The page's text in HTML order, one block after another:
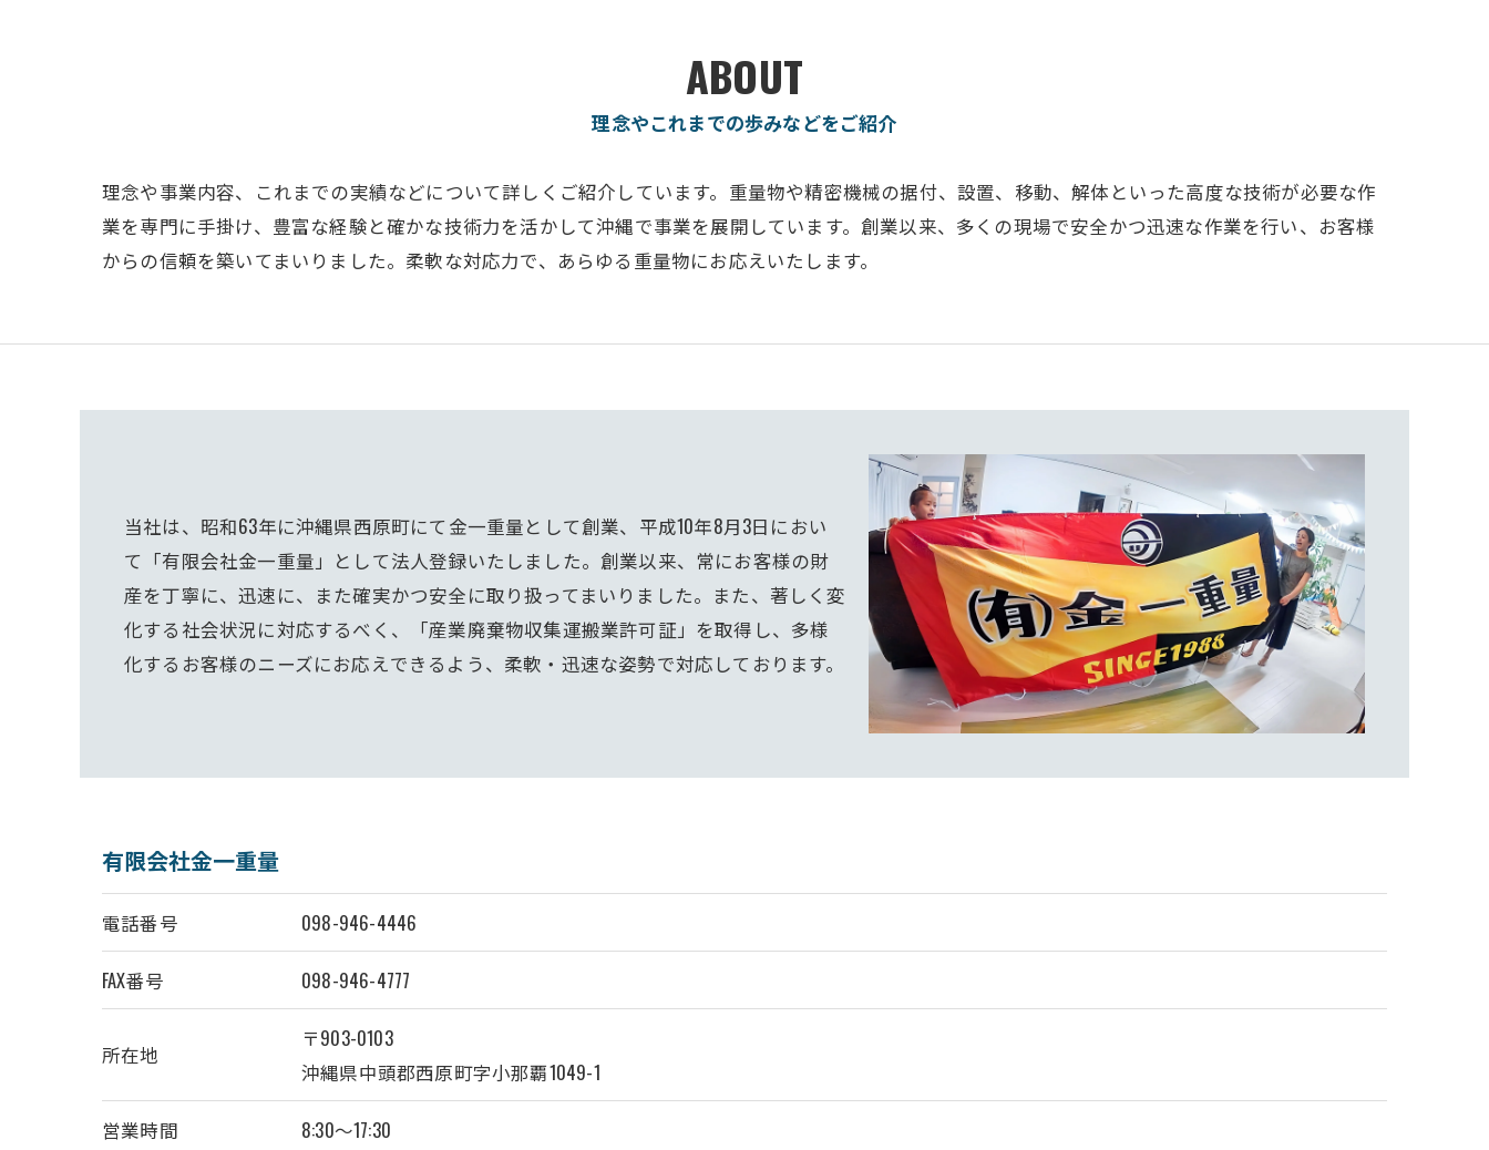
理念やこれまでの歩みなどをご紹介
ABOUT
理念や事業内容、これまでの実績などについて詳しくご紹介しています。重量物や精密機械の据付、設置、移動、解体といった高度な技術が必要な作
業を専門に手掛け、豊富な経験と確かな技術力を活かして沖縄で事業を展開しています。創業以来、多くの現場で安全かつ迅速な作業を行い、お客様
からの信頼を築いてまいりました。柔軟な対応力で、あらゆる重量物にお応えいたします。
当社は、昭和63年に沖縄県西原町にて金一重量として創業、平成10年8月3日におい
て「有限会社金一重量」として法人登録いたしました。創業以来、常にお客様の財
産を丁寧に、迅速に、また確実かつ安全に取り扱ってまいりました。また、著しく変
化する社会状況に対応するべく、「産業廃棄物収集運搬業許可証」を取得し、多様
化するお客様のニーズにお応えできるよう、柔軟・迅速な姿勢で対応しております。
有限会社金一重量
電話番号 098-946-4446
FAX番号 098-946-4777
所在地
〒903-0103
沖縄県中頭郡西原町字小那覇1049-1
営業時間 8:30～17:30